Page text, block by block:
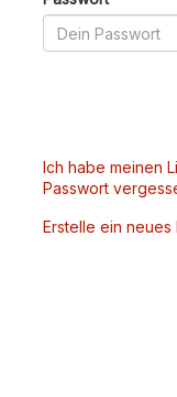
Ich habe meinen
Passwort
Erstelle ein